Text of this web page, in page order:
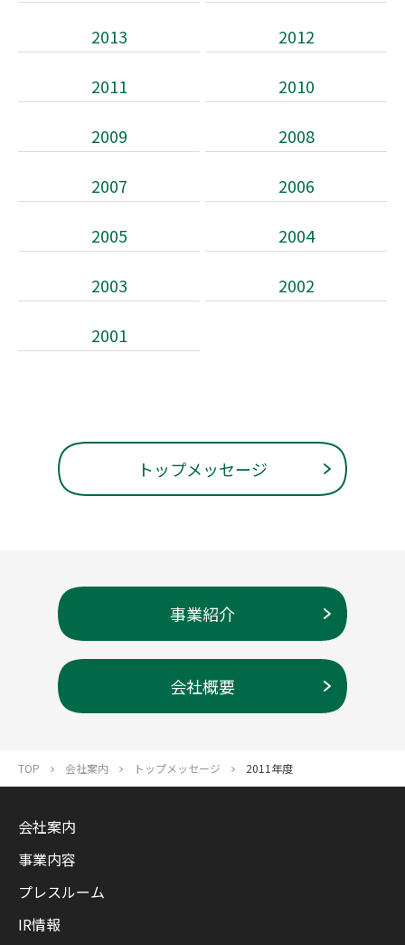
2013 2012
2011 2010
2009 2008
2007 2006
2005 2004
2003 2002
2001
トップメッセージ
事業紹介
会社概要
TOP 会社案内 トップメッセージ 2011年度
会社案内
事業内容
プレスルーム
IR情報